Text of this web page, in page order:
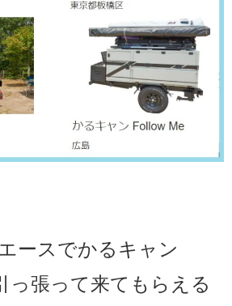
ースでかるキャン
っ張って来てもらえる